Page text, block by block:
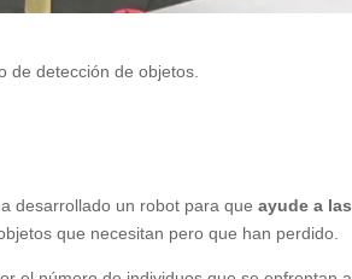
de detección de objetos.
desarrollado un robot para queayude a
que necesitan pero que han perdido.